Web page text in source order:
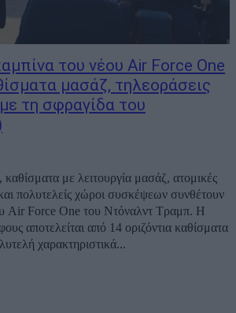
του νέου Air Force One
μασάζ, τηλεοράσεις
τη σφραγίδα του
με λειτουργία μασάζ, ατομικές
πολυτελείς χώροι συσκέψεων συνθέτουν
Air Force One του Ντόναλντ Τραμπ. Η
αποτελείται από 14 οριζόντια καθίσματα
χαρακτηριστικά...